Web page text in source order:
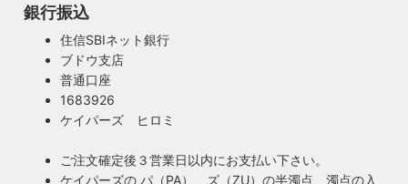
暮らしを照らす名脇役・こだわりのヴィンテー
ジスタイル
照明は暮らしの名脇役！メインのスーツが良いのに、靴や時
計がダサいとイマイチ決まらない。住宅や店舗も同じく照明
がダサいだけでせっかくの良い建築やインテリアも台無しで
のインテリアや工業製品の重厚感やゴージャスさ。それでい
安心のPSE適合照明・電気用品安全法の遵守
ハイロミドットコムで販売する照明は１点残らずPSE検査に
合格した照明です。製造後や出荷前に検査を行うため、当店
のオリジナル照明はもちろん、アンティークやヴィンテージ
の古い照明も安心してお使い頂けます。当店は製造事業者と
して近畿経済産業局へ特定電気用品以外の電気用品の製造事
銀行振込
住信SBIネット銀行
ブドウ支店
普通口座
1683926
ケイパーズ ヒロミ
ご注文確定後３営業日以内にお支払い下さい。
ケイパーズの パ（PA）、ズ（ZU）の半濁点、濁点の入